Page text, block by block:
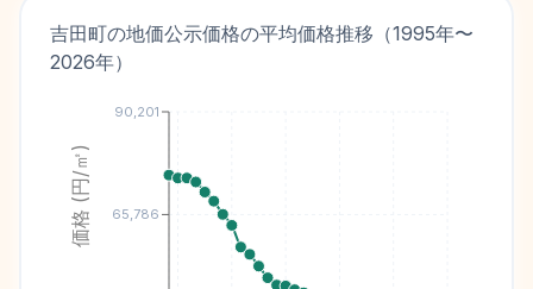
吉田町の地価公示価格の平均価格推移（1995年〜
2026年）
65,786
90,201
価格 (円/㎡)